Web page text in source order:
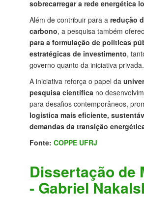
sobrecarregar a rede energética
Além de contribuir para a redução
carbono, a pesquisa também
para a formulação de políticas
estratégicas de investimento,
governo quanto da iniciativa privada.
A iniciativa reforça o papel da
pesquisa científica no
para desafios contemporâneos,
logística mais eficiente,
demandas da transição
Fonte: COPPE UFRJ
Dissertação de
- Gabriel